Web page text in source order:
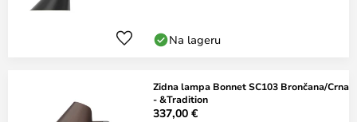
Na lageru
Zidna lampa Bonnet SC103 Brončana/Crna
- &Tradition
337,00 €